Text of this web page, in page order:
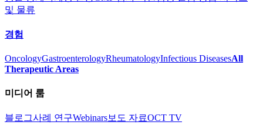
및 물류
경험
OncologyGastroenterologyRheumatologyInfectious DiseasesAll
Therapeutic Areas
미디어 룸
블로그사례 연구Webinars보도 자료OCT TV